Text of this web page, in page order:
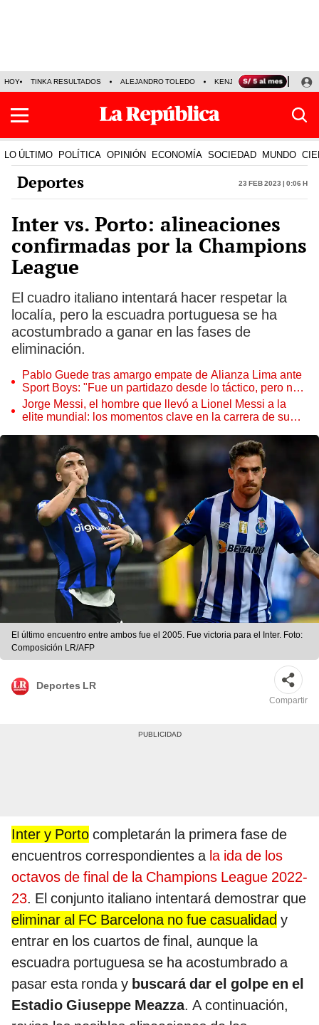
HOY TINKA RESULTADOS ALEJANDRO TOLEDO KENJI FUJIMORI
LO ÚLTIMO POLÍTICA OPINIÓN ECONOMÍA SOCIEDAD MUNDO
Deportes 23 Feb 2023 | 0:06 h
Inter vs. Porto: alineaciones
confirmadas por la Champions
League
El cuadro italiano intentará hacer respetar la
localía, pero la escuadra portuguesa se ha
acostumbrado a ganar en las fases de
eliminación.
Pablo Guede tras amargo empate de Alianza Lima ante
Sport Boys: "Fue un partidazo desde lo táctico, pero no
jugamos bien"
Jorge Messi, el hombre que llevó a Lionel Messi a la
elite mundial: los momentos clave en la carrera de su
El último encuentro entre ambos fue el 2005. Fue victoria para el Inter. Foto:
Composición LR/AFP
Deportes LR
Compartir
Inter y Porto completarán la primera fase de
encuentros correspondientes a la ida de los
octavos de final de la Champions League 2022-
23. El conjunto italiano intentará demostrar que
eliminar al FC Barcelona no fue casualidad y
entrar en los cuartos de final, aunque la
escuadra portuguesa se ha acostumbrado a
pasar esta ronda y buscará dar el golpe en el
Estadio Giuseppe Meazza. A continuación,